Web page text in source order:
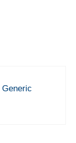
Generic